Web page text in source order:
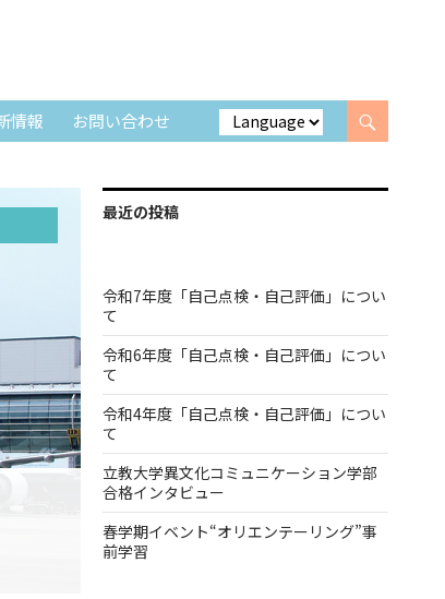
情報 お問い合わせ
最近の投稿
令和7年度「自己点検・自己評価」につい
て
令和6年度「自己点検・自己評価」につい
て
令和4年度「自己点検・自己評価」につい
て
立教大学異文化コミュニケーション学部
合格インタビュー
春学期イベント“オリエンテーリング”事
前学習